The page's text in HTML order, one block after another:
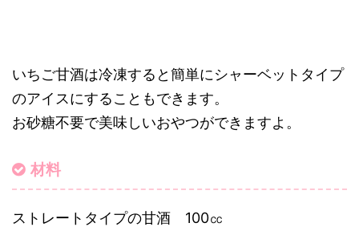
いちご甘酒は冷凍すると簡単にシャーベットタイプ
のアイスにすることもできます。
お砂糖不要で美味しいおやつができますよ。
材料
ストレートタイプの甘酒 100㏄